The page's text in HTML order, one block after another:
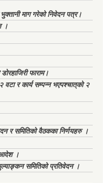
माग गरेको निवेदन पत्र।
।
फाराम।
वटा र कार्य सम्पन्न भएपश्चात्‌को २
र समितिको वैठकका निर्णयहरु ।
आदेश ।
समितिको प्रतिवेदन ।